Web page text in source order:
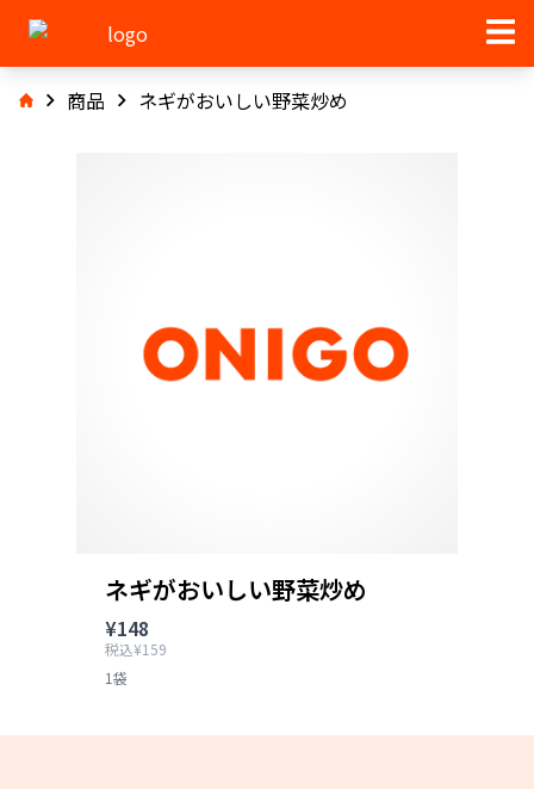
商品 ネギがおいしい野菜炒め
ネギがおいしい野菜炒め
¥148
税込¥159
1袋